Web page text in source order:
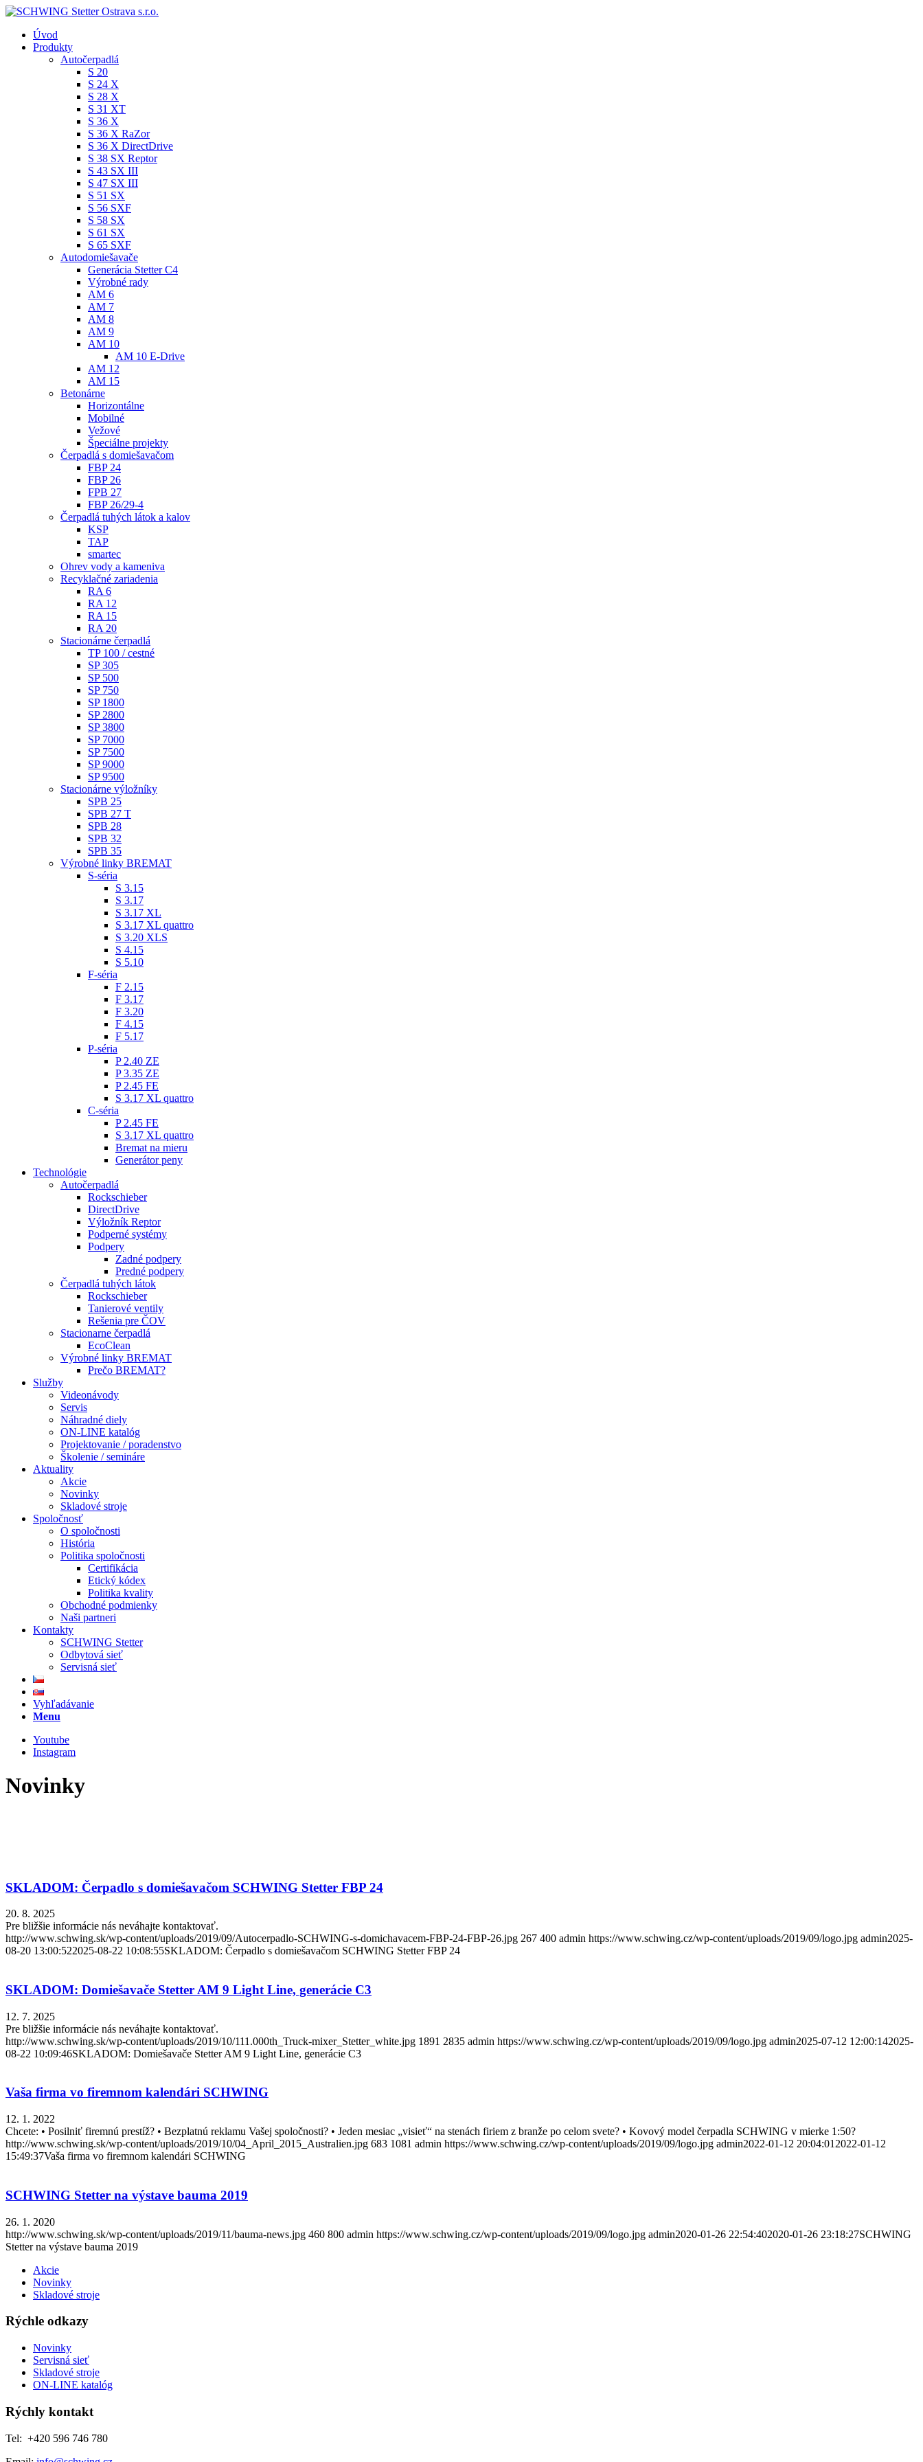
Úvod
Produkty
Autočerpadlá
S 20
S 24 X
S 28 X
S 31 XT
S 36 X
S 36 X RaZor
S 36 X DirectDrive
S 38 SX Reptor
S 43 SX III
S 47 SX III
S 51 SX
S 56 SXF
S 58 SX
S 61 SX
S 65 SXF
Autodomiešavače
Generácia Stetter C4
Výrobné rady
AM 6
AM 7
AM 8
AM 9
AM 10
AM 10 E-Drive
AM 12
AM 15
Betonárne
Horizontálne
Mobilné
Vežové
Špeciálne projekty
Čerpadlá s domiešavačom
FBP 24
FBP 26
FPB 27
FBP 26/29-4
Čerpadlá tuhých látok a kalov
KSP
TAP
smartec
Ohrev vody a kameniva
Recyklačné zariadenia
RA 6
RA 12
RA 15
RA 20
Stacionárne čerpadlá
TP 100 / cestné
SP 305
SP 500
SP 750
SP 1800
SP 2800
SP 3800
SP 7000
SP 7500
SP 9000
SP 9500
Stacionárne výložníky
SPB 25
SPB 27 T
SPB 28
SPB 32
SPB 35
Výrobné linky BREMAT
S-séria
S 3.15
S 3.17
S 3.17 XL
S 3.17 XL quattro
S 3.20 XLS
S 4.15
S 5.10
F-séria
F 2.15
F 3.17
F 3.20
F 4.15
F 5.17
P-séria
P 2.40 ZE
P 3.35 ZE
P 2.45 FE
S 3.17 XL quattro
C-séria
P 2.45 FE
S 3.17 XL quattro
Bremat na mieru
Generátor peny
Technológie
Autočerpadlá
Rockschieber
DirectDrive
Výložník Reptor
Podperné systémy
Podpery
Zadné podpery
Predné podpery
Čerpadlá tuhých látok
Rockschieber
Tanierové ventily
Rešenia pre ČOV
Stacionarne čerpadlá
EcoClean
Výrobné linky BREMAT
Prečo BREMAT?
Služby
Videonávody
Servis
Náhradné diely
ON-LINE katalóg
Projektovanie / poradenstvo
Školenie / semináre
Aktuality
Akcie
Novinky
Skladové stroje
Spoločnosť
O spoločnosti
História
Politika spoločnosti
Certifikácia
Etický kódex
Politika kvality
Obchodné podmienky
Naši partneri
Kontakty
SCHWING Stetter
Odbytová sieť
Servisná sieť
Vyhľadávanie
Menu
Youtube
Instagram
Novinky
SKLADOM: Čerpadlo s domiešavačom SCHWING Stetter FBP 24
20. 8. 2025
Pre bližšie informácie nás neváhajte kontaktovať.
http://www.schwing.sk/wp-content/uploads/2019/09/Autocerpadlo-SCHWING-s-domichavacem-FBP-24-FBP-26.jpg 267 400 admin https://www.schwing.cz/wp-content/uploads/2019/09/logo.jpg admin2025-
08-20 13:00:522025-08-22 10:08:55SKLADOM: Čerpadlo s domiešavačom SCHWING Stetter FBP 24
SKLADOM: Domiešavače Stetter AM 9 Light Line, generácie C3
12. 7. 2025
Pre bližšie informácie nás neváhajte kontaktovať.
http://www.schwing.sk/wp-content/uploads/2019/10/111.000th_Truck-mixer_Stetter_white.jpg 1891 2835 admin https://www.schwing.cz/wp-content/uploads/2019/09/logo.jpg admin2025-07-12 12:00:142025-
08-22 10:09:46SKLADOM: Domiešavače Stetter AM 9 Light Line, generácie C3
Vaša firma vo firemnom kalendári SCHWING
12. 1. 2022
Chcete: • Posilniť firemnú prestíž? • Bezplatnú reklamu Vašej spoločnosti? • Jeden mesiac „visieť“ na stenách firiem z branže po celom svete? • Kovový model čerpadla SCHWING v mierke 1:50?
http://www.schwing.sk/wp-content/uploads/2019/10/04_April_2015_Australien.jpg 683 1081 admin https://www.schwing.cz/wp-content/uploads/2019/09/logo.jpg admin2022-01-12 20:04:01 2022-01-12
15:49:37Vaša firma vo firemnom kalendári SCHWING
SCHWING Stetter na výstave bauma 2019
26. 1. 2020
http://www.schwing.sk/wp-content/uploads/2019/11/bauma-news.jpg 460 800 admin https://www.schwing.cz/wp-content/uploads/2019/09/logo.jpg admin2020-01-26 22:54:402020-01-26 23:18:27SCHWING
Stetter na výstave bauma 2019
Akcie
Novinky
Skladové stroje
Rýchle odkazy
Novinky
Servisná sieť
Skladové stroje
ON-LINE katalóg
Rýchly kontakt
Tel: +420 596 746 780